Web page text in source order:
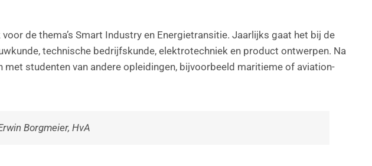
de thema’s Smart Industry en Energietransitie. Jaarlijks gaat het bij de
technische bedrijfskunde, elektrotechniek en product ontwerpen. Na
studenten van andere opleidingen, bijvoorbeeld maritieme of aviation-
Borgmeier, HvA